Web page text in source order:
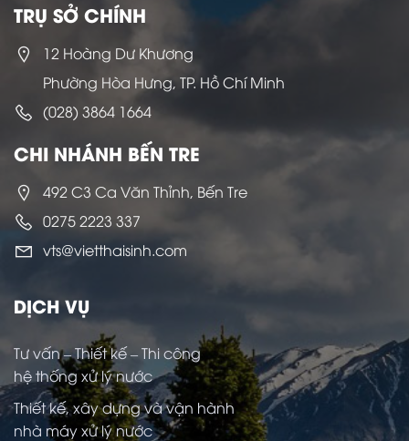
TRỤ SỞ CHÍNH
12 Hoàng Dư Khương
Phường Hòa Hưng, TP. Hồ Chí Minh
(028) 3864 1664
CHI NHÁNH BẾN TRE
492 C3 Ca Văn Thỉnh, Bến Tre
0275 2223 337
vts@vietthaisinh.com
DỊCH VỤ
Tư vấn – Thiết kế – Thi công
hệ thống xử lý nước
Thiết kế, xây dựng và vận hành
nhà máy xử lý nước